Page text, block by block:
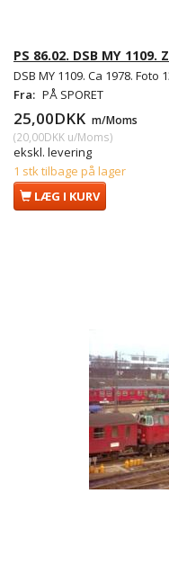
PS 86.02. DSB MY 1109.
DSB MY 1109. Ca 1978. Foto
Fra: PÅ SPORET
25,00DKK m/Moms
(20,00DKK u/Moms)
ekskl. levering
1 stk tilbage på lager
LÆG I KURV